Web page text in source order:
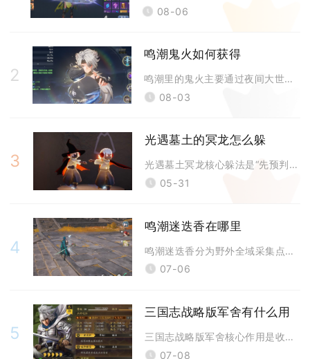
08-06
2
鸣潮鬼火如何获得
鸣潮里的鬼火主要通过夜间大世界采集、击败夜游类残象怪物以及完成限时探索
08-03
3
光遇墓土的冥龙怎么躲
光遇墓土冥龙核心躲法是“先预判红光、再用掩体/高空/动作打断锁定”，熟
05-31
4
鸣潮迷迭香在哪里
鸣潮迷迭香分为野外全域采集点位与拉古那城药剂商店定点采购两种获取渠道，
07-06
5
三国志战略版军舍有什么用
三国志战略版军舍核心作用是收纳闲置武将、降低武将驻守占用、合理调配兵力
07-08